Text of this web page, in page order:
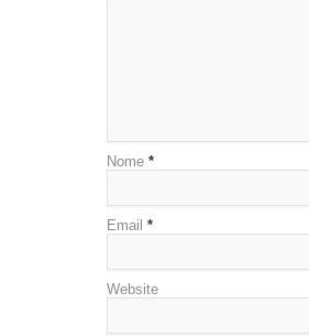
Nome *
Email *
Website